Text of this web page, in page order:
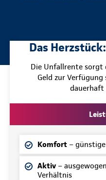
Das
Die Unfallrente sorgt
Geld zur
dauerhaft
Komfort –
Aktiv –
Verhältnis